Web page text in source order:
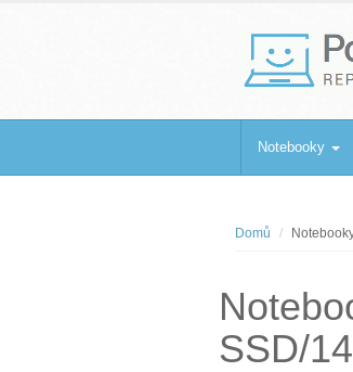
Repasované
Notebooky
Domů
SSD/